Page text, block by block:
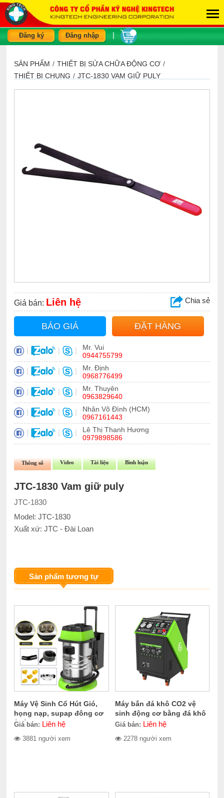
Đăng ký Đăng nhập
SẢN PHẨM / THIẾT BỊ SỬA CHỮA ĐỘNG CƠ /
THIẾT BỊ CHUNG / JTC-1830 VAM GIỮ PULY
Giá bán: Liên hệ Chia sẻ
BÁO GIÁ ĐẶT HÀNG
| | |
Mr. Vui
0944755799
| | |
Mr. Định
0968776499
| | |
Mr. Thuyên
0963829640
| | |
Nhân Võ Đình (HCM)
0967161443
| | |
Lê Thị Thanh Hương
0979898586
Thông số Video Tài liệu Bình luận
JTC-1830 Vam giữ puly
JTC-1830
Model: JTC-1830
Xuất xứ: JTC - Đài Loan
Sản phẩm tương tự
Máy Vệ Sinh Cổ Hút Gió,
họng nạp, supap đông cơ
ô tô CERES CE-300.1400
Giá bán: Liên hệ
3881 người xem
Máy bắn đá khô CO2 vệ
sinh động cơ bằng đá khô
CERES CE-709.2000
Giá bán: Liên hệ
2278 người xem